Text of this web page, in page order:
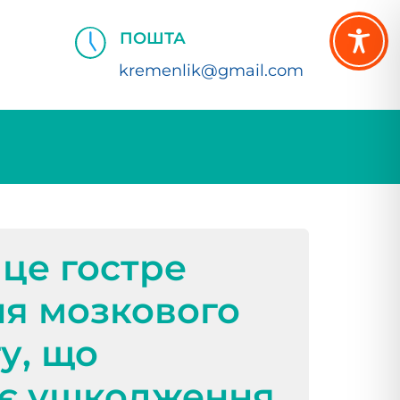
ПОШТА
kremenlik@gmail.com
гостре
мозкового
що